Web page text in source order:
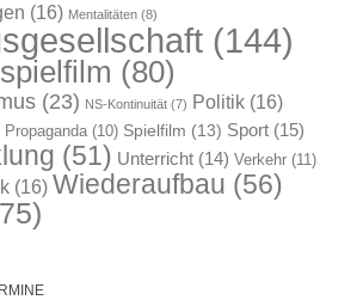
(16) Mentalitäten (8)
(144)
(80)
(23) NS-Kontinuität (7) Politik (16)
Propaganda (10) Spielfilm (13) Sport (15)
(51) Unterricht (14) Verkehr (11)
(16) Wiederaufbau (56)